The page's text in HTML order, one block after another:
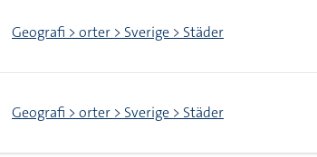
Geografi > orter > Sverige > Städer
Geografi > orter > Sverige > Städer